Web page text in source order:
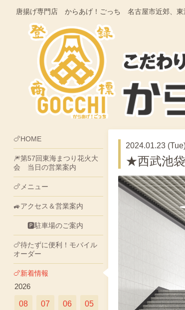
唐揚げ専門店 からあげ！ごっち 名古屋市近郊、
2024.01.23
★西武池
🍗HOME
🎆第57回東海まつり花火大
会 当日の営業案内
🍗メニュー
🚙アクセス＆営業案内
🅿駐車場のご案内
🍗待たずに便利！モバイル
オーダー
🍗新着情報
2026
08 07 06 05